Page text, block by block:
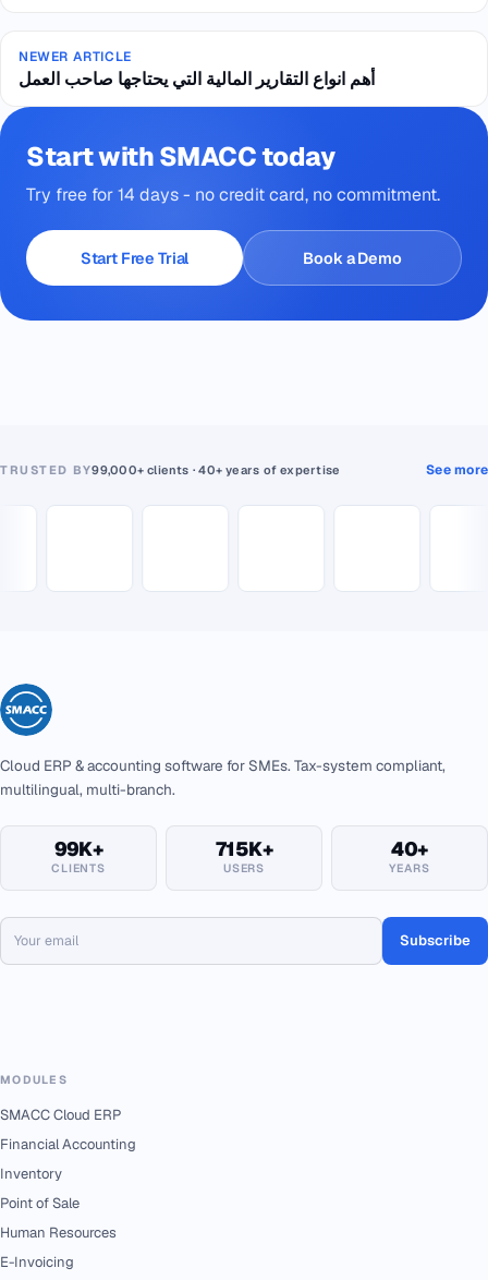
NEWER ARTICLE
أهم انواع التقارير المالية التي يحتاجها صاحب العمل
Start with SMACC today
Try free for 14 days - no credit card, no commitment.
Start Free Trial Book a Demo
TRUSTED BY99,000+ clients · 40+ years of expertise See more
Cloud ERP & accounting software for SMEs. Tax-system compliant,
multilingual, multi-branch.
99K+
CLIENTS
715K+
USERS
40+
YEARS
Subscribe
MODULES
SMACC Cloud ERP
Financial Accounting
Inventory
Point of Sale
Human Resources
E-Invoicing